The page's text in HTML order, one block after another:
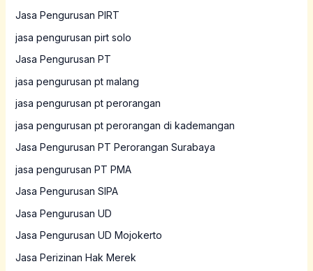
Jasa Pengurusan PIRT
jasa pengurusan pirt solo
Jasa Pengurusan PT
jasa pengurusan pt malang
jasa pengurusan pt perorangan
jasa pengurusan pt perorangan di kademangan
Jasa Pengurusan PT Perorangan Surabaya
jasa pengurusan PT PMA
Jasa Pengurusan SIPA
Jasa Pengurusan UD
Jasa Pengurusan UD Mojokerto
Jasa Perizinan Hak Merek